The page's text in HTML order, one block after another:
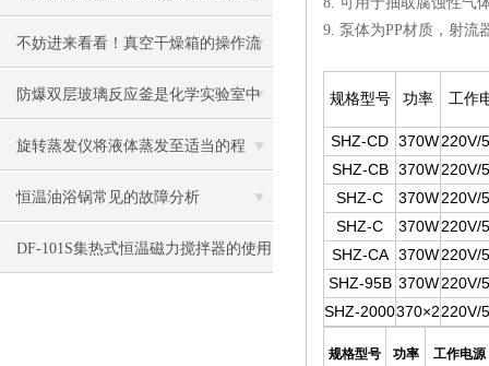
与多元应用
不妨进来看看！真空干燥箱的操作流
程！
防爆双层玻璃反应釜是化学实验室中
常用的装备之一
旋转蒸发仪将液体蒸发至适当的程
度，通常情况下得到的是浓缩液。
恒温油浴锅常见的故障分析
DF-101S集热式恒温磁力搅拌器的使用
9. 泵体为PP材质，射流
规格型号 功率 工作
SHZ-CD 370W 220V/
SHZ-CB 370W 220V/
SHZ-C
370W 220V/
SHZ-C
370W 220V/
SHZ-CA 370W 220V/
SHZ-95B 370W 220V/
SHZ-2000370×2220V/
规格型号 功率 工作电源